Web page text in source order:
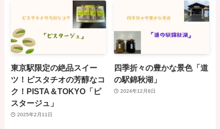
東京駅限定の絶品スイー
ツ！ピスタチオの芳醇なコ
ク！PISTA＆TOKYO「ピ
スタージュ」
2025年2月11日
四季折々の豊かな景色「道
の駅錦秋湖」
2024年12月8日